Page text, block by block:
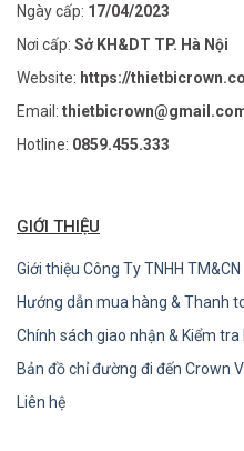
Cáp PSEN
540342
Cáp PSEN
Cáp kết nối
nối nữ M12, 8
Ngày cấp: 17/04/2023
Nơi cấp: Sở KH&DT TP. Hà Nội
Website: https://
Email:
Hotline: 0859.455.333
GIỚI THIỆU
Giới thiệu Công Ty TNHH
Hướng dẫn mua hàng & Thanh
Chính sách giao nhận & Kiểm tra
Bản đồ chỉ đường đi đến Crown
Liên hệ